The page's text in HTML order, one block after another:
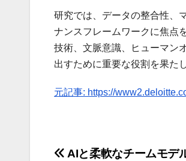
研究では、データの整合性、
ナンスフレームワークに焦点
技術、文脈意識、ヒューマン
出すために重要な役割を果た
元記事: https://
AIと柔軟なチームモデ